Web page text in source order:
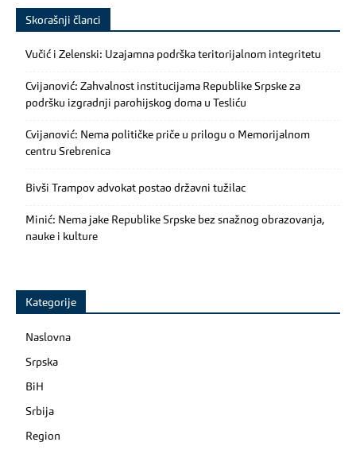
Skorašnji članci
Vučić i Zelenski: Uzajamna podrška teritorijalnom integritetu
Cvijanović: Zahvalnost institucijama Republike Srpske za
podršku izgradnji parohijskog doma u Tesliću
Cvijanović: Nema političke priče u prilogu o Memorijalnom
centru Srebrenica
Bivši Trampov advokat postao državni tužilac
Minić: Nema jake Republike Srpske bez snažnog obrazovanja,
nauke i kulture
Kategorije
Naslovna
Srpska
BiH
Srbija
Region